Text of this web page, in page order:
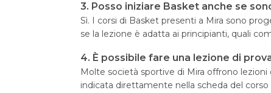
3. Posso iniziare Basket anche se
Sì. I corsi di Basket presenti a Mira sono
se la lezione è adatta ai principianti, quali
4. È possibile fare una lezione di
Molte società sportive di Mira offrono
indicata direttamente nella scheda del